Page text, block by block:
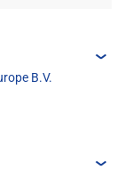
B.V.